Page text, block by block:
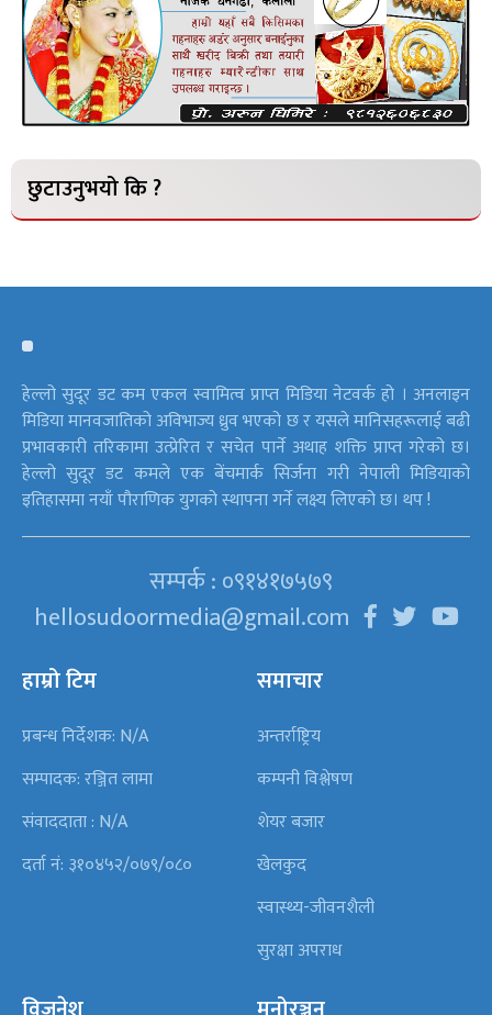
छुटाउनुभयो कि ?
हेल्लो सुदूर डट कम एकल स्वामित्व प्राप्त मिडिया नेटवर्क हो । अनलाइन
मिडिया मानवजातिको अविभाज्य ध्रुव भएको छ र यसले मानिसहरूलाई बढी
प्रभावकारी तरिकामा उत्प्रेरित र सचेत पार्ने अथाह शक्ति प्राप्त गरेको छ।
हेल्लो सुदूर डट कमले एक बेंचमार्क सिर्जना गरी नेपाली मिडियाको
इतिहासमा नयाँ पौराणिक युगको स्थापना गर्ने लक्ष्य लिएको छ। थप !
सम्पर्क : ०९१४१७५७९
hellosudoormedia@gmail.com
हाम्रो टिम
प्रबन्ध निर्देशक: N/A
सम्पादक: रञ्जित लामा
संवाददाता : N/A
दर्ता नं: ३१०४५२/०७९/०८०
समाचार
अन्तर्राष्ट्रिय
कम्पनी विश्लेषण
शेयर बजार
खेलकुद
स्वास्थ्य-जीवनशैली
सुरक्षा अपराध